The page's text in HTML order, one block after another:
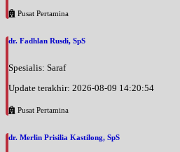
Pusat Pertamina
dr. Fadhlan Rusdi, SpS
Spesialis: Saraf
Update terakhir: 2026-08-09 14:20:54
Pusat Pertamina
dr. Merlin Prisilia Kastilong, SpS